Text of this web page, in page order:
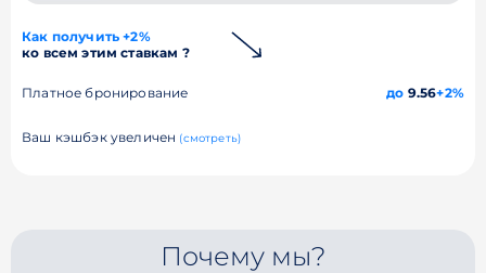
Как получить +2%
ко всем этим ставкам ?
Платное бронирование до 9.56+2%
Ваш кэшбэк увеличен (смотреть)
Почему мы?